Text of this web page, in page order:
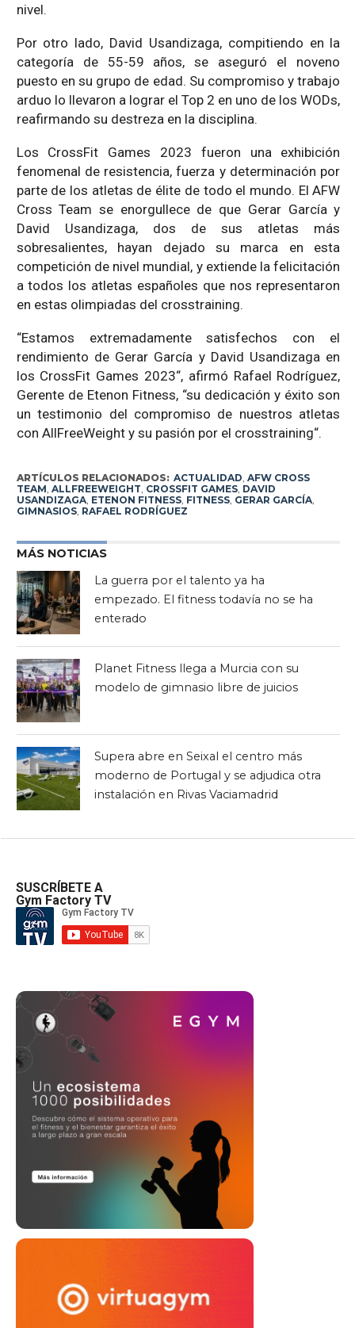
nivel.
Por otro lado, David Usandizaga, compitiendo en la
categoría de 55-59 años, se aseguró el noveno
puesto en su grupo de edad. Su compromiso y trabajo
arduo lo llevaron a lograr el Top 2 en uno de los WODs,
reafirmando su destreza en la disciplina.
Los CrossFit Games 2023 fueron una exhibición
fenomenal de resistencia, fuerza y determinación por
parte de los atletas de élite de todo el mundo. El AFW
Cross Team se enorgullece de que Gerar García y
David Usandizaga, dos de sus atletas más
sobresalientes, hayan dejado su marca en esta
competición de nivel mundial, y extiende la felicitación
a todos los atletas españoles que nos representaron
en estas olimpiadas del crosstraining.
“Estamos extremadamente satisfechos con el
rendimiento de Gerar García y David Usandizaga en
los CrossFit Games 2023“, afirmó Rafael Rodríguez,
Gerente de Etenon Fitness, “su dedicación y éxito son
un testimonio del compromiso de nuestros atletas
con AllFreeWeight y su pasión por el crosstraining“.
ARTÍCULOS RELACIONADOS: ACTUALIDAD AFW CROSS
TEAM ALLFREEWEIGHT CROSSFIT GAMES, DAVID
USANDIZAGA, ETENON FITNESS, FITNESS, GERAR GARCÍA,
GIMNASIOS, RAFAEL RODRÍGUEZ
MÁS NOTICIAS
La guerra por el talento ya ha
empezado. El fitness todavía no se ha
enterado
Planet Fitness llega a Murcia con su
modelo de gimnasio libre de juicios
Supera abre en Seixal el centro más
moderno de Portugal y se adjudica otra
instalación en Rivas Vaciamadrid
SUSCRÍBETE A
Gym Factory TV